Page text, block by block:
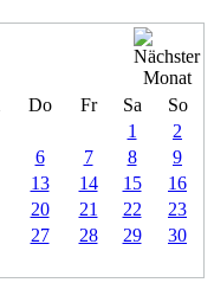
Do Fr Sa
So
1
2
6 7 8
9
13 14 15
16
20 21 22
23
27 28 29
30